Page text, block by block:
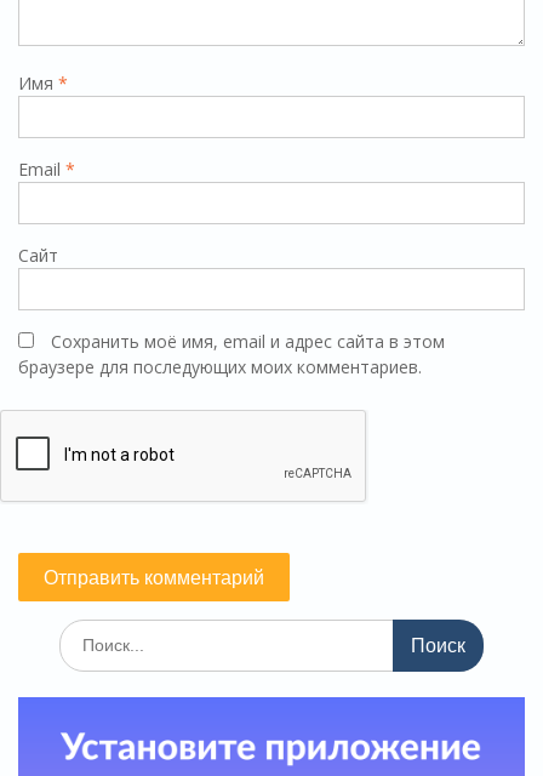
Имя *
Email *
Сайт
Сохранить моё имя, email и адрес сайта в этом
браузере для последующих моих комментариев.
Поиск
по: